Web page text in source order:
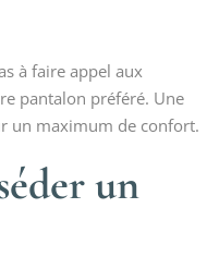
à faire appel aux
pantalon préféré. Une
un maximum de confort.
un